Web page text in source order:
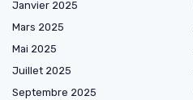
Janvier 2025
Mars 2025
Mai 2025
Juillet 2025
Septembre 2025